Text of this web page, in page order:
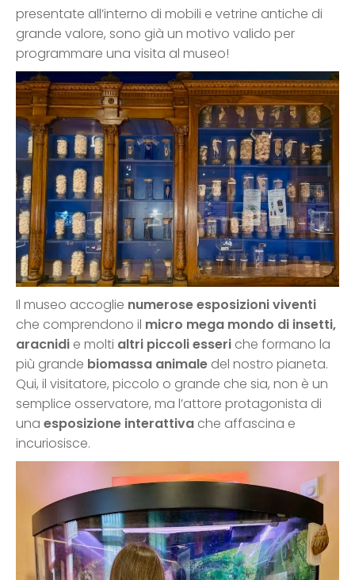
presentate all’interno di mobili e vetrine antiche di
grande valore, sono già un motivo valido per
programmare una visita al museo!
Il museo accoglie numerose esposizioni viventi
che comprendono il micro mega mondo di insetti,
aracnidi e molti altri piccoli esseri che formano la
più grande biomassa animale del nostro pianeta.
Qui, il visitatore, piccolo o grande che sia, non è un
semplice osservatore, ma l’attore protagonista di
una esposizione interattiva che affascina e
incuriosisce.